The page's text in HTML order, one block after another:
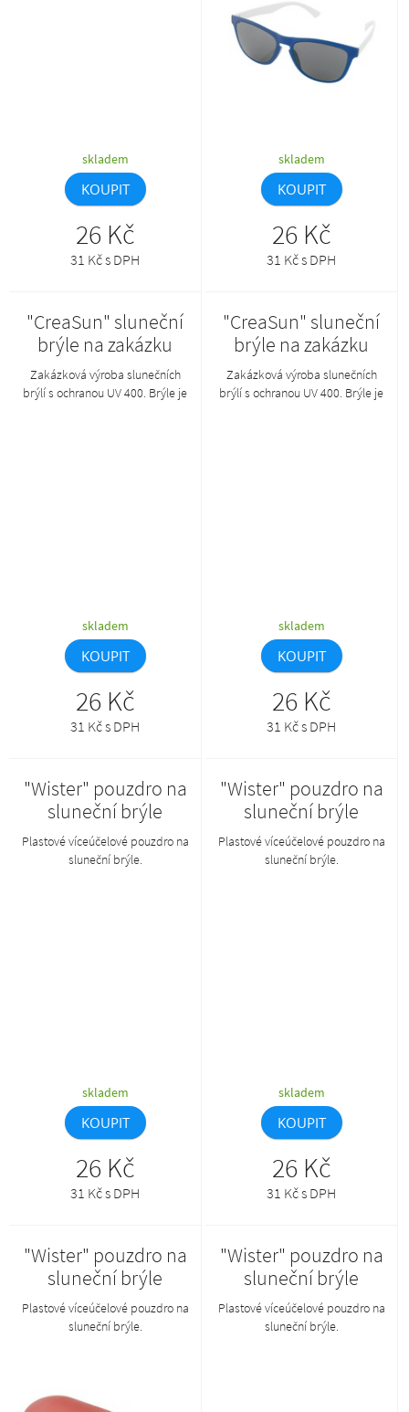
skladem
KOUPIT
26 Kč
31 Kč s DPH
společně s AP800383-**_B.
skladem
KOUPIT
26 Kč
31 Kč s DPH
"CreaSun" sluneční
brýle na zakázku
Zakázková výroba slunečních
brýlí s ochranou UV 400. Brýle je
skladem
KOUPIT
26 Kč
31 Kč s DPH
"CreaSun" sluneční
brýle na zakázku
Zakázková výroba slunečních
brýlí s ochranou UV 400. Brýle je
skladem
KOUPIT
26 Kč
31 Kč s DPH
"Wister" pouzdro na
sluneční brýle
Plastové víceúčelové pouzdro na
sluneční brýle.
skladem
KOUPIT
26 Kč
31 Kč s DPH
"Wister" pouzdro na
sluneční brýle
Plastové víceúčelové pouzdro na
sluneční brýle.
skladem
KOUPIT
26 Kč
31 Kč s DPH
"Wister" pouzdro na
sluneční brýle
Plastové víceúčelové pouzdro na
sluneční brýle.
"Wister" pouzdro na
sluneční brýle
Plastové víceúčelové pouzdro na
sluneční brýle.